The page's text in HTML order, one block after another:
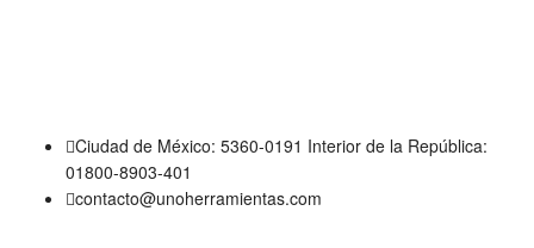
Ciudad de México: 5360-0191 Interior de la República:
01800-8903-401
contacto@unoherramientas.com